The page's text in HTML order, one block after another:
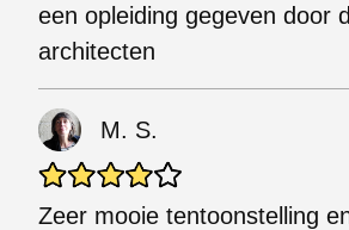
een opleiding gegeven door
architecten
M. S.
Zeer mooie tentoonstelling